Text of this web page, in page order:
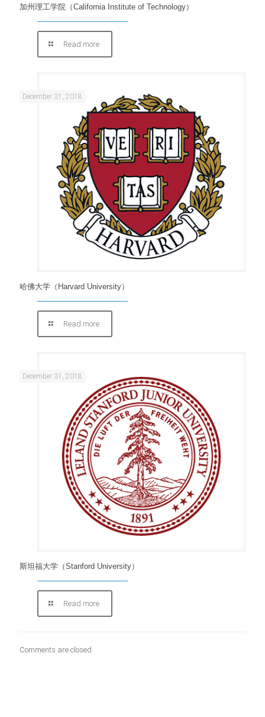
加州理工学院（California Institute of Technology）
Read more
December 31, 2018
哈佛大学（Harvard University）
Read more
December 31, 2018
斯坦福大学（Stanford University）
Read more
Comments are closed.